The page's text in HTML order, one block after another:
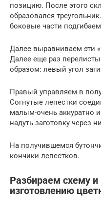
позицию. После этого
образовался
боковые части
Далее выравниваем эти
Далее еще раз
образом: левый угол
Правый управляем в
Согнутые лепестки
малым-очень аккуратно
надуть заготовку через
На получившемся
кончики лепестков.
Разбираем схему
изготовлению